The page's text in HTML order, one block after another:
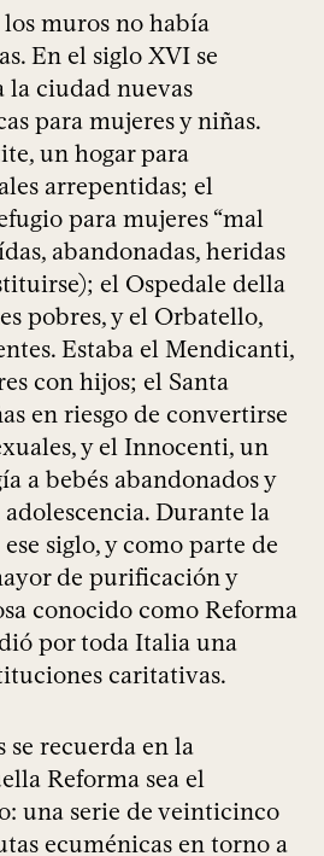
muros no había
En el siglo XVI se
ciudad nuevas
para mujeres y niñas.
un hogar para
arrepentidas; el
para mujeres “mal
abandonadas, heridas
el Ospedale della
pobres, y el Orbatello,
Estaba el Mendicanti,
con hijos; el Santa
en riesgo de convertirse
y el Innocenti, un
a bebés abandonados y
Durante la
siglo, y como parte de
de purificación y
conocido como Reforma
por toda Italia una
caritativas.
se recuerda en la
Reforma sea el
una serie de veinticinco
ecuménicas en torno a